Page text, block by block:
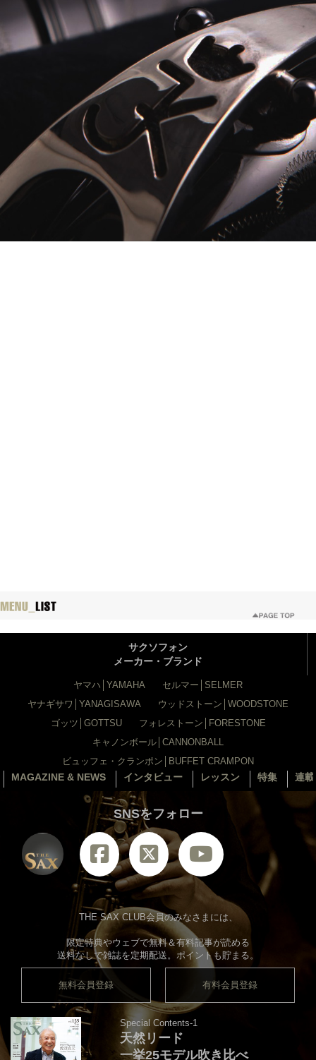
サクソフォン
メーカー・ブランド
ヤマハ│YAMAHA
セルマー│SELMER
ヤナギサワ│YANAGISAWA
ウッドストーン│WOODSTONE
ゴッツ│GOTTSU
フォレストーン│FORESTONE
キャノンボール│CANNONBALL
ビュッフェ・クランポン│BUFFET CRAMPON
MAGAZINE & NEWS インタビュー レッスン 特集 連
SNSをフォロー
THE SAX CLUB会員のみなさまには、
限定特典やウェブで無料＆有料記事が読める
送料なしで雑誌を定期配送。ポイントも貯まる。
無料会員登録 有料会員登録
Special Contents-1
天然リード
一挙25モデル吹き比べ